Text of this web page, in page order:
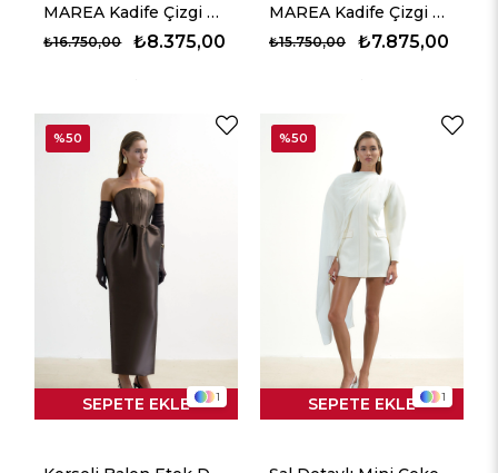
MAREA Kadife Çizgi Detaylı Midi Elbise - Lacivert
₺8.375,00
₺16.750,00
MAREA Kadife Çizgi Detaylı Mini Elbise - Lacivert
₺7.875,00
₺15.750,00
1
SEPETE EKLE
%50
1
SEPETE EKLE
%50